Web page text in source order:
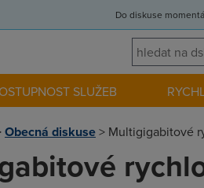
Do diskuse
SLUŽEB
Obecná diskuse> Multigigabitové